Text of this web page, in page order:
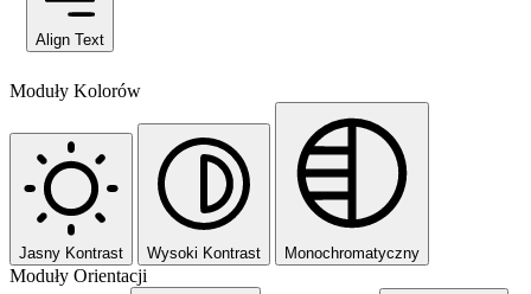
Align Text
Moduły Kolorów
Jasny Kontrast Wysoki Kontrast Monochromatyczny
Moduły Orientacji